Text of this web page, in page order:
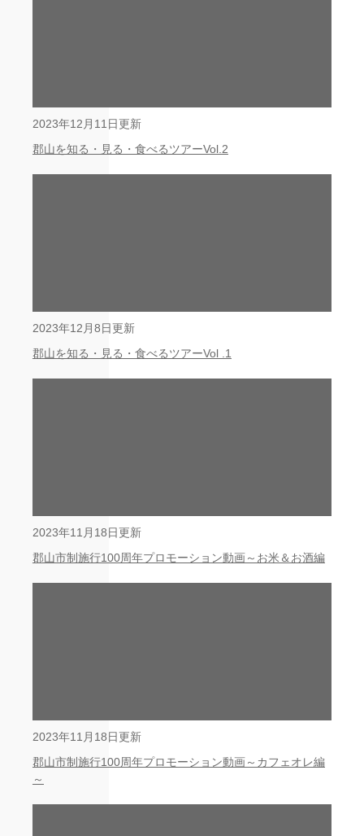
2023年12月11日更新
郡山を知る・見る・食べるツアーVol.2
2023年12月8日更新
郡山を知る・見る・食べるツアーVol .1
2023年11月18日更新
郡山市制施行100周年プロモーション動画～お米＆お酒編
2023年11月18日更新
郡山市制施行100周年プロモーション動画～カフェオレ編
～